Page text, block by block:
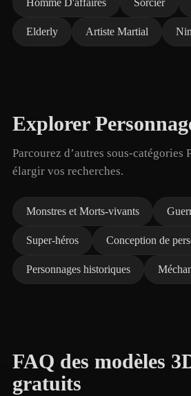
Homme D'affaires Sorcier
Elderly Artiste Martial
Explorer
Parcourez d’autres sous-catégories
élargir vos recherches.
Monstres et Morts-vivants
Super-héros Conception de
Personnages historiques
FAQ des modèles
gratuits